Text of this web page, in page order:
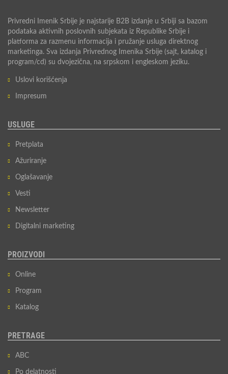
Privredni Imenik Srbije je najstarije B2B izdanje u Srbiji sa bazom
podataka aktivnih poslovnih subjekata iz Republike Srbije i
platforma za razmenu informacija i pružanje usluga direktnog
marketinga. Sva izdanja Privrednog Imenika Srbije (sajt, katalog i
program/cd) su dvojezična, na srpskom i engleskom jeziku.
Uslovi korišćenja
Impresum
USLUGE
Pretplata
Ažuriranje
Oglašavanje
Vesti
Newsletter
Digitalni marketing
PROIZVODI
Online
Program
Katalog
PRETRAGE
ABC
Po delatnosti